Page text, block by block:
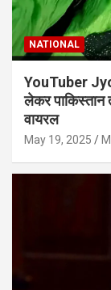
NATIONAL
YouTuber
लेकर पाकिस्तान
वायरल
May 19, 2025